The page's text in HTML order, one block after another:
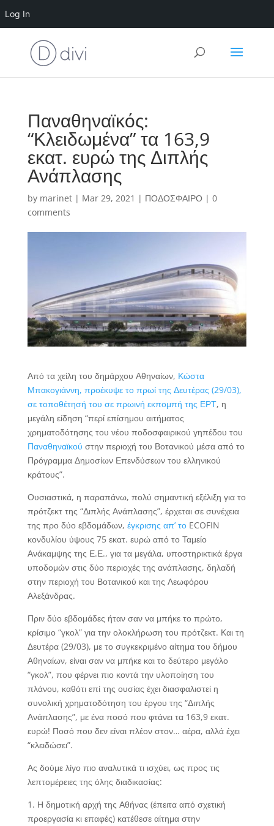
Log In
Παναθηναϊκός:
“Κλειδωμένα” τα 163,9
εκατ. ευρώ της Διπλής
Ανάπλασης
by marinet| Mar 29, 2021 | ΠΟΔΟΣΦΑΙΡΟ| 0
comments
Από τα χείλη του δημάρχου Αθηναίων, Κώστα
Μπακογιάννη, προέκυψε το πρωί της Δευτέρας (29/03),
σε τοποθέτησή του σε πρωινή εκπομπή της ΕΡΤ, η
μεγάλη είδηση “περί επίσημου αιτήματος
χρηματοδότησης του νέου ποδοσφαιρικού γηπέδου του
Παναθηναϊκού στην περιοχή του Βοτανικού μέσα από το
Πρόγραμμα Δημοσίων Επενδύσεων του ελληνικού
κράτους”.
Ουσιαστικά, η παραπάνω, πολύ σημαντική εξέλιξη για το
πρότζεκτ της “Διπλής Ανάπλασης”, έρχεται σε συνέχεια
της προ δύο εβδομάδων, έγκρισης απ’ το ECOFIN
κονδυλίου ύψους 75 εκατ. ευρώ από το Ταμείο
Ανάκαμψης της Ε.Ε., για τα μεγάλα, υποστηρικτικά έργα
υποδομών στις δύο περιοχές της ανάπλασης, δηλαδή
στην περιοχή του Βοτανικού και της Λεωφόρου
Αλεξάνδρας.
Πριν δύο εβδομάδες ήταν σαν να μπήκε το πρώτο,
κρίσιμο “γκολ” για την ολοκλήρωση του πρότζεκτ. Και τη
Δευτέρα (29/03), με το συγκεκριμένο αίτημα του δήμου
Αθηναίων, είναι σαν να μπήκε και το δεύτερο μεγάλο
“γκολ”, που φέρνει πιο κοντά την υλοποίηση του
πλάνου, καθότι επί της ουσίας έχει διασφαλιστεί η
συνολική χρηματοδότηση του έργου της “Διπλής
Ανάπλασης”, με ένα ποσό που φτάνει τα 163,9 εκατ.
ευρώ! Ποσό που δεν είναι πλέον στον… αέρα, αλλά έχει
“κλειδώσει”.
Ας δούμε λίγο πιο αναλυτικά τι ισχύει, ως προς τις
λεπτομέρειες της όλης διαδικασίας:
1. Η δημοτική αρχή της Αθήνας (έπειτα από σχετική
προεργασία κι επαφές) κατέθεσε αίτημα στην